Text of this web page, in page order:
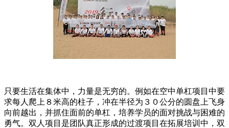
只要生活在集体中，力量是无穷的。例如在空中单杠项目中要
求每人爬上８米高的柱子，冲在半径为３０公分的圆盘上飞身
向前越出，并抓住面前的单杠，培养学员的面对挑战与困难的
勇气。双人项目是团队真正形成的过渡项目在拓展培训中，双